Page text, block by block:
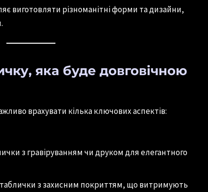
виготовляти різноманітні форми та дизайни,
яка буде довговічною
врахувати кілька ключових аспектів:
з гравіруванням чи друком для елегантного
з захисним покриттям, що витримують